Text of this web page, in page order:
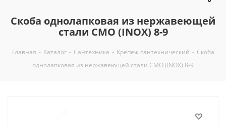
Скоба однолапковая из нержавеющей
стали СМО (INOX) 8-9
Главная - Каталог - Сантехника - Крепеж сантехнический - Скоба
однолапковая из нержавеющей стали СМО (INOX) 8-9